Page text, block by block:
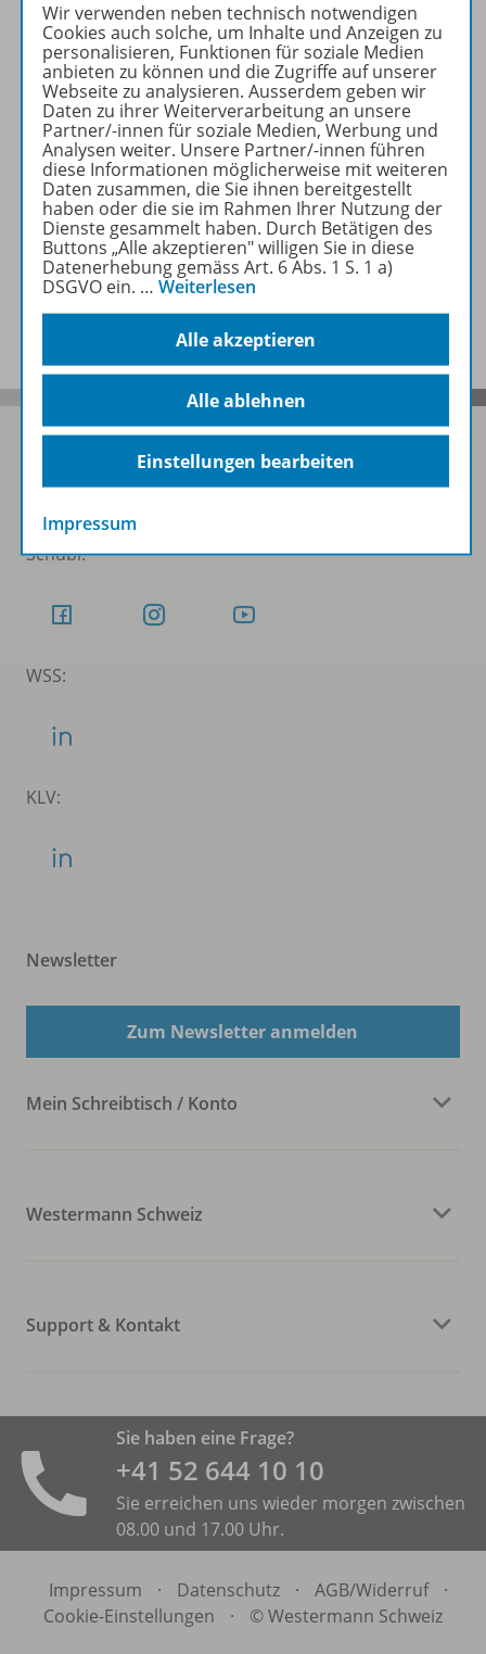
Produktinformationen
Beschreibung
Zugehörige Produkte
Benachrichtigungs-Service
Folgen Sie uns auf Social Media
Schubi:
WSS:
KLV:
Newsletter
Zum Newsletter anmelden
Mein Schreibtisch / Konto
Westermann Schweiz
Support & Kontakt
Sie haben eine Frage?
+41 52 644 10 10
Sie erreichen uns wieder morgen zwischen
08.00 und 17.00 Uhr.
Impressum · Datenschutz · AGB/Widerruf
·
Cookie-Einstellungen
· © Westermann Schweiz
Wir verwenden neben technisch notwendigen
Cookies auch solche, um Inhalte und Anzeigen zu
personalisieren, Funktionen für soziale Medien
anbieten zu können und die Zugriffe auf unserer
Webseite zu analysieren. Ausserdem geben wir
Daten zu ihrer Weiterverarbeitung an unsere
Partner/-innen für soziale Medien, Werbung und
Analysen weiter. Unsere Partner/-innen führen
diese Informationen möglicherweise mit weiteren
Daten zusammen, die Sie ihnen bereitgestellt
haben oder die sie im Rahmen Ihrer Nutzung der
Dienste gesammelt haben. Durch Betätigen des
Buttons „Alle akzeptieren" willigen Sie in diese
Datenerhebung gemäss Art. 6 Abs. 1 S. 1 a)
DSGVO ein. … Weiterlesen
Alle akzeptieren
Alle ablehnen
Einstellungen bearbeiten
Impressum